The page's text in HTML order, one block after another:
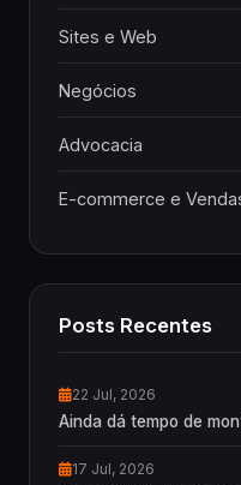
Sites e Web
Negócios
Advocacia
E-commerce e
Posts Recentes
22 Jul, 2026
Ainda dá tempo de
17 Jul, 2026